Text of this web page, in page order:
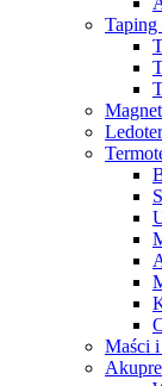
Taping
Maści i